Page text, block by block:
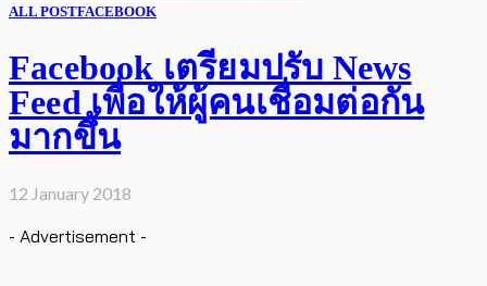
ALL POSTFACEBOOK
Facebook เตรียมปรับ News
Feed เพื่อให้ผู้คนเชื่อมต่อกัน
มากขึ้น
12 January 2018
- Advertisement -